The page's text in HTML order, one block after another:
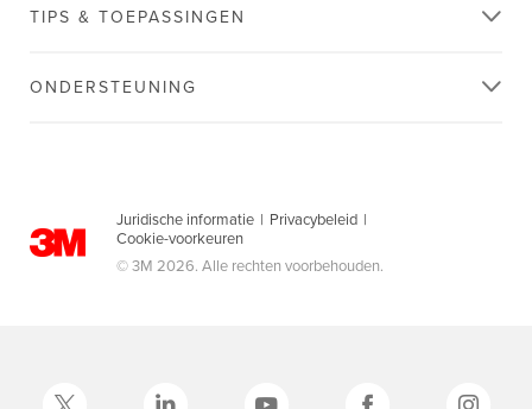
TIPS & TOEPASSINGEN
ONDERSTEUNING
Juridische informatie | Privacybeleid |
Cookie-voorkeuren
© 3M 2026. Alle rechten voorbehouden.